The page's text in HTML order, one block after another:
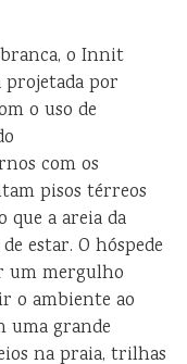
o Innit
projetada por
o uso de
com os
pisos térreos
a areia da
estar. O hóspede
um mergulho
o ambiente ao
uma grande
na praia, trilhas